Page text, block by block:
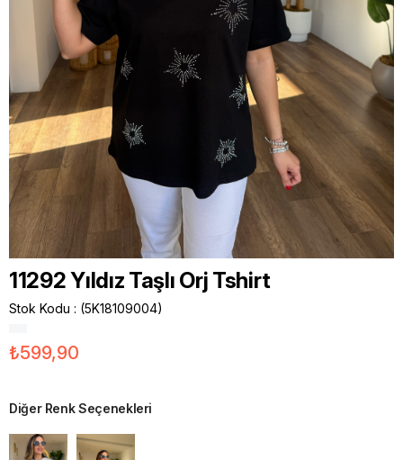
11292 Yıldız Taşlı Orj Tshirt
Stok Kodu (5K18109004)
₺599,90
Diğer Renk Seçenekleri